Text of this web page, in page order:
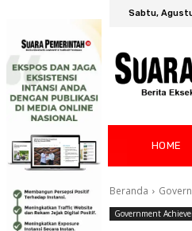
Sabtu,
HOME
Beranda
Government